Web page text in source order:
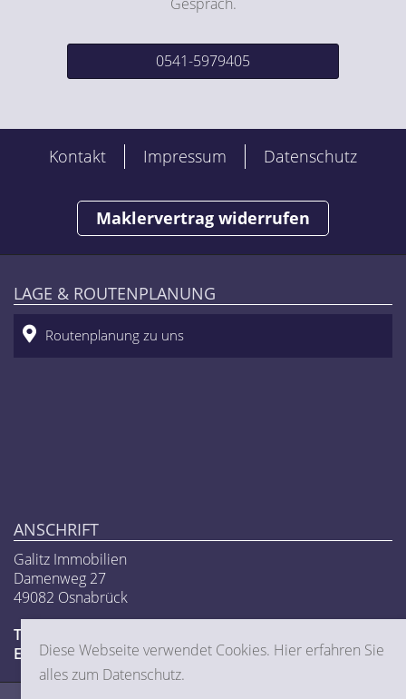
0541-5979405
Kontakt Impressum Datenschutz
Maklervertrag widerrufen
LAGE & ROUTENPLANUNG
Routenplanung zu uns
ANSCHRIFT
Galitz Immobilien
Damenweg 27
49082 Osnabrück
Telefon
E-Mail
info@galitz-immobilien.de
Diese Webseite verwendet Cookies. Hier erfahren Sie
alles zum Datenschutz.